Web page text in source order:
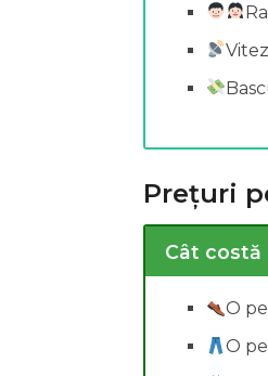
Prețuri
Cât costă
O
O